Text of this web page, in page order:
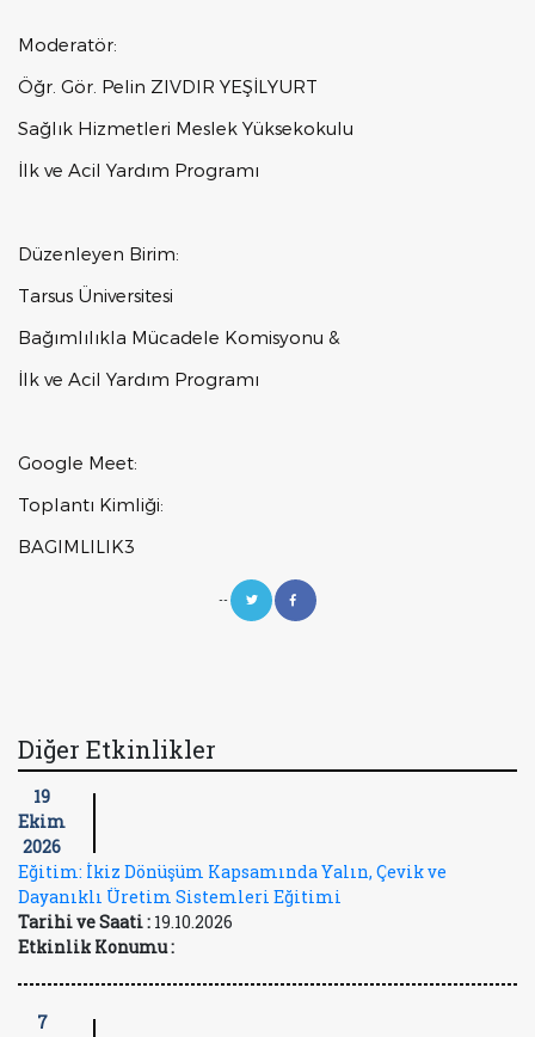
Moderatör:
Öğr. Gör. Pelin ZIVDIR YEŞİLYURT
Sağlık Hizmetleri Meslek Yüksekokulu
İlk ve Acil Yardım Programı
Düzenleyen Birim:
Tarsus Üniversitesi
Bağımlılıkla Mücadele Komisyonu &
İlk ve Acil Yardım Programı
Google Meet:
Toplantı Kimliği:
BAGIMLILIK3
--
Diğer Etkinlikler
19
Ekim
2026
Eğitim: İkiz Dönüşüm Kapsamında Yalın, Çevik ve
Dayanıklı Üretim Sistemleri Eğitimi
Tarihi ve Saati : 19.10.2026
Etkinlik Konumu :
7